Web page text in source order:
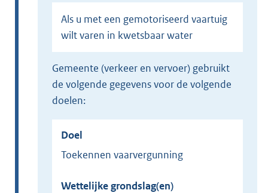
Als u met een gemotoriseerd vaartuig
wilt varen in kwetsbaar water
gemeente (verkeer en vervoer) gebruikt
de volgende gegevens voor de volgende
doelen:
Doel
Toekennen vaarvergunning
Wettelijke grondslag(en)